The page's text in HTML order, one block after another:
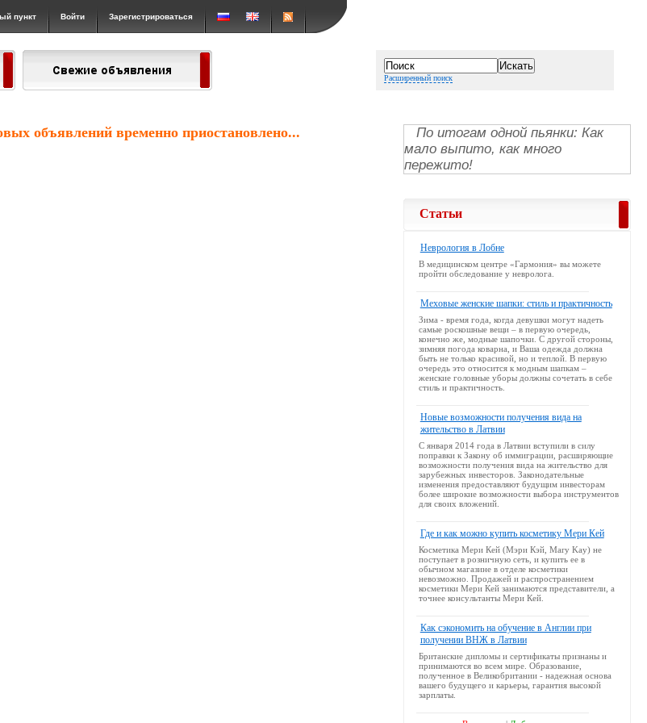
пункт Войти Зарегистрироваться
Расширенный поиск
объявлений временно приостановлено...
По итогам одной пьянки: Как
мало выпито, как много
пережито!
Статьи
Неврология в Лобне
В медицинском центре «Гармония» вы можете
пройти обследование у невролога.
Меховые женские шапки: стиль и практичность
Зима - время года, когда девушки могут надеть
самые роскошные вещи – в первую очередь,
конечно же, модные шапочки. С другой стороны,
зимняя погода коварна, и Ваша одежда должна
быть не только красивой, но и теплой. В первую
очередь это относится к модным шапкам –
женские головные уборы должны сочетать в себе
стиль и практичность.
Новые возможности получения вида на
жительство в Латвии
С января 2014 года в Латвии вступили в силу
поправки к Закону об иммиграции, расширяющие
возможности получения вида на жительство для
зарубежных инвесторов. Законодательные
изменения предоставляют будущим инвесторам
более широкие возможности выбора инструментов
для своих вложений.
Где и как можно купить косметику Мери Кей
Косметика Мери Кей (Мэри Кэй, Mary Kay) не
поступает в розничную сеть, и купить ее в
обычном магазине в отделе косметики
невозможно. Продажей и распространением
косметики Мери Кей занимаются представители, а
точнее консультанты Мери Кей.
Как сэкономить на обучение в Англии при
получении ВНЖ в Латвии
Британские дипломы и сертификаты признаны и
принимаются во всем мире. Образование,
полученное в Великобритании - надежная основа
вашего будущего и карьеры, гарантия высокой
зарплаты.